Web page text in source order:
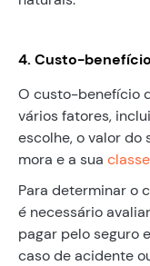
4. Custo-
O custo-benefício
vários fatores,
escolhe, o valor do
mora e a sua
Para determinar o
é necessário
pagar pelo seguro
caso de acidente